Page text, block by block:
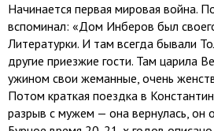
Начинается первая мировая война.
вспоминал: «Дом Инберов был
Литературки. И там всегда бывали
другие приезжие гости. Там царила
ужином свои жеманные, очень
Потом краткая поездка в
разрыв с мужем — она вернулась, он